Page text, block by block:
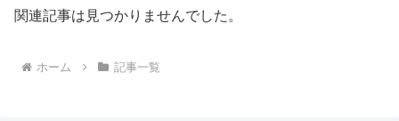
関連記事は見つかりませんでした。
ホーム 記事一覧